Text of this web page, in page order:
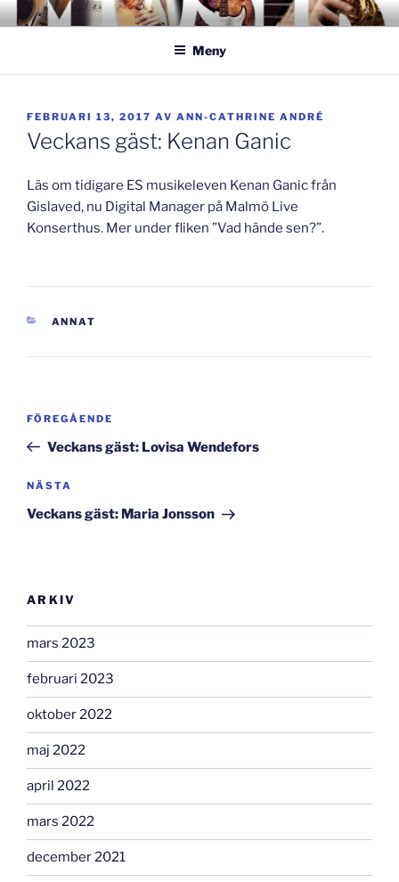
Hoppa
till
GISLAVEDMUSIKESTET
– här formas framtiden!
Meny
PUBLICERAT
FEBRUARI 13, 2017 AV ANN-CATHRINE ANDRÉ
Veckans gäst: Kenan Ganic
Läs om tidigare ES musikeleven Kenan Ganic från
Gislaved, nu Digital Manager på Malmö Live
Konserthus. Mer under fliken ”Vad hände sen?”.
KATEGORIER
ANNAT
Inläggsnavigering
Föregående
inlägg
FÖREGÅENDE
Veckans gäst: Lovisa Wendefors
Nästa
inlägg
NÄSTA
Veckans gäst: Maria Jonsson
ARKIV
mars 2023
februari 2023
oktober 2022
maj 2022
april 2022
mars 2022
december 2021